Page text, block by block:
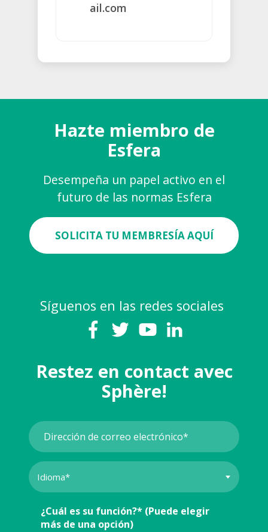
ail.com
Hazte miembro de
Esfera
Desempeña un papel activo en el
futuro de las normas Esfera
SOLICITA TU MEMBRESÍA AQUÍ
Síguenos en las redes sociales
Restez en contact avec
Sphère!
¿Cuál es su función?* (Puede elegir
más de una opción)